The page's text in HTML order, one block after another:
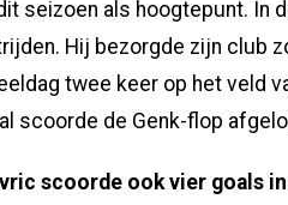
seizoen als hoogtepunt. In
Hij bezorgde zijn club
twee keer op het veld
scoorde de Genk-flop
scoorde ook vier goals